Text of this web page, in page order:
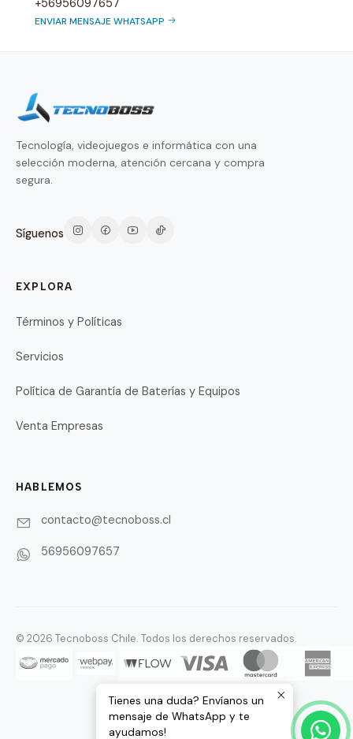
+56956097657
ENVIAR MENSAJE WHATSAPP
Tecnología, videojuegos e informática con una
selección moderna, atención cercana y compra
segura.
Síguenos
EXPLORA
Términos y Políticas
Servicios
Política de Garantía de Baterías y Equipos
Venta Empresas
HABLEMOS
contacto@tecnoboss.cl
56956097657
© 2026 Tecnoboss Chile. Todos los derechos reservados.
Tienes una duda? Envíanos un
mensaje de WhatsApp y te
ayudamos!